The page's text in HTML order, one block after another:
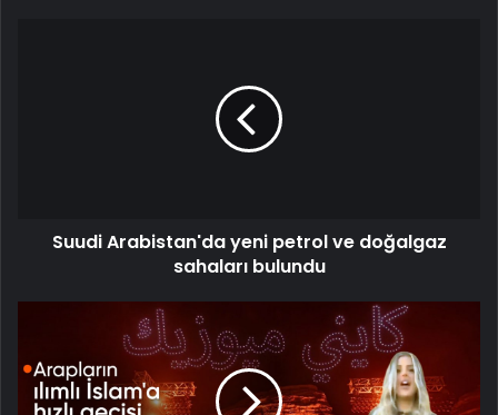
Suudi Arabistan'da yeni petrol ve doğalgaz
sahaları bulundu
Hicr
bölgesinde
parti